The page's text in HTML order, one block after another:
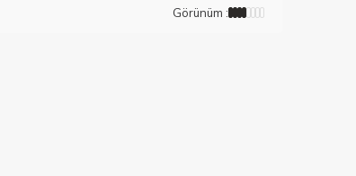
Görünüm :